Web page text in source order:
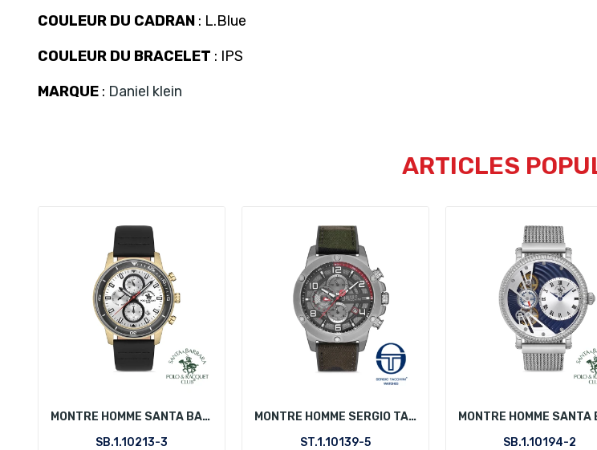
COULEUR DU CADRAN : L.Blue
COULEUR DU BRACELET : IPS
MARQUE : Daniel klein
ARTICLES
MONTRE HOMME SANTA BARBARA POLO SB.1.10213-3
SB.1.10213-3
MONTRE HOMME SERGIO TACCHINI ST.1.10139-5
ST.1.10139-5
SB.1.10194-2